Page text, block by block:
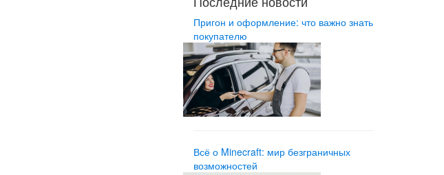
Пригон и оформление: что важно знать
покупателю
Всё о Minecraft: мир безграничных
возможностей